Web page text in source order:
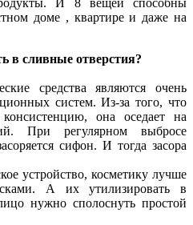
доме , квартире и даже на
в сливные отверстия?
средства являются очень
систем. Из-за того, что
она оседает на
При регулярном выбросе
сифон. И тогда засора
устройство, косметику лучше
А их утилизировать в
нужно сполоснуть простой